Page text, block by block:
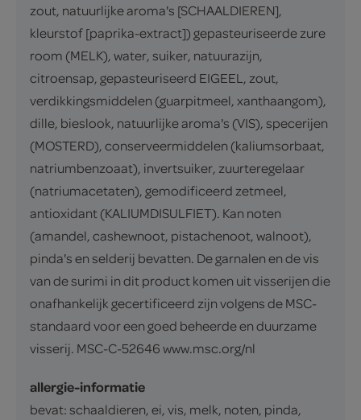
zout, natuurlijke aroma's [SCHAALDIEREN],
kleurstof [paprika-extract]) gepasteuriseerde zure
room (MELK), water, suiker, natuurazijn,
citroensap, gepasteuriseerd EIGEEL, zout,
verdikkingsmiddelen (guarpitmeel, xanthaangom),
dille, bieslook, natuurlijke aroma's (VIS), specerijen
(MOSTERD), conserveermiddelen (kaliumsorbaat,
natriumbenzoaat), invertsuiker, zuurteregelaar
(natriumacetaten), gemodificeerd zetmeel,
antioxidant (KALIUMDISULFIET). Kan noten
(amandel, cashewnoot, pistachenoot, walnoot),
pinda's en selderij bevatten. De garnalen en de vis
van de surimi in dit product komen uit visserijen die
onafhankelijk gecertificeerd zijn volgens de MSC-
standaard voor een goed beheerde en duurzame
visserij. MSC-C-52646 www.msc.org/nl
allergie-informatie
bevat: schaaldieren, ei, vis, melk, noten, pinda,